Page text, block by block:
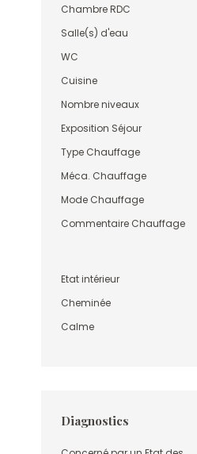
Chambre RDC
Salle(s) d'eau
WC
Cuisine
Nombre niveaux
Exposition Séjour
Type Chauffage
Méca. Chauffage
Mode Chauffage
Commentaire Chauffage
Etat intérieur
Cheminée
Calme
Diagnostics